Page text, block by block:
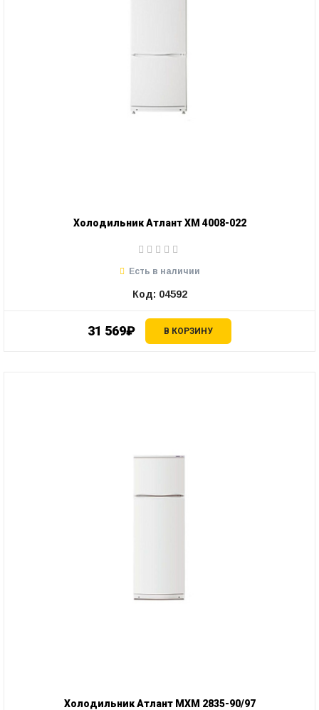
Холодильник Атлант ХМ 4008-022
31 569₽ В КОРЗИНУ
Есть в наличии
Код: 04592
Холодильник Атлант МХМ 2835-90/97